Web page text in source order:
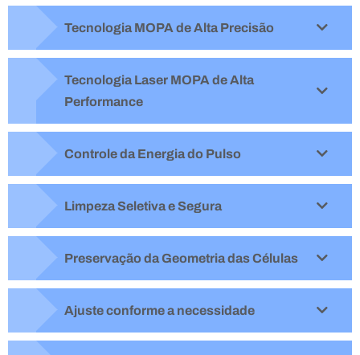
Tecnologia MOPA de Alta Precisão
Tecnologia Laser MOPA de Alta
Performance
Controle da Energia do Pulso
Limpeza Seletiva e Segura
Preservação da Geometria das Células
Ajuste conforme a necessidade